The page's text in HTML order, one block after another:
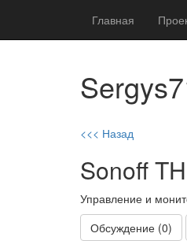
Главная
<<< Назад
Sonoff
Управление и
Обсуждение (0)